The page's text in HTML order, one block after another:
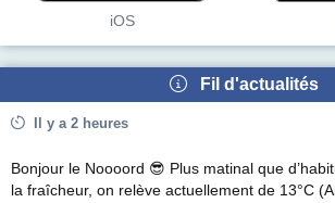
iOS
Fil d'actualités
Il y a 2 heures
Bonjour le Noooord 😎 Plus matinal que
la fraîcheur, on relève actuellement de 13°C